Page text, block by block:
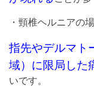
・頸椎ヘルニアの
指先やデルマト
域）に限局した
いです。